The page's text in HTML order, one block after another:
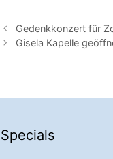
Gedenkkonzert für
Gisela Kapelle
Specials